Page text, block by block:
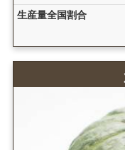
生産量全国割合